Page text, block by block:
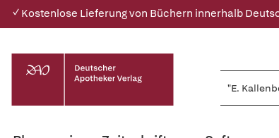
✓ Kostenlose Lieferung von Büchern innerhalb